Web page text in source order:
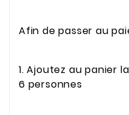
Afin de passer au
1. Ajoutez au panier
6 personnes